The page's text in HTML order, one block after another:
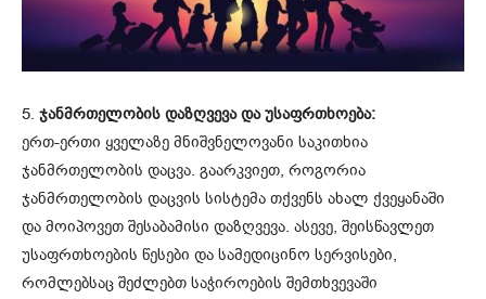
5. ჯანმრთელობის დაზღვევა და უსაფრთხოება:
ერთ-ერთი ყველაზე მნიშვნელოვანი საკითხია
ჯანმრთელობის დაცვა. გაარკვიეთ, როგორია
ჯანმრთელობის დაცვის სისტემა თქვენს ახალ ქვეყანაში
და მოიპოვეთ შესაბამისი დაზღვევა. ასევე, შეისწავლეთ
უსაფრთხოების წესები და სამედიცინო სერვისები,
რომლებსაც შეძლებთ საჭიროების შემთხვევაში